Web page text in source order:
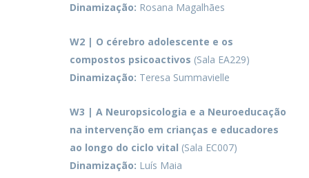
Dinamização: Rosana Magalhães
W2 | O cérebro adolescente e os
compostos psicoactivos (Sala EA229)
Dinamização: Teresa Summavielle
W3 | A Neuropsicologia e a Neuroeducação
na intervenção em crianças e educadores
ao longo do ciclo vital (Sala EC007)
Dinamização: Luís Maia